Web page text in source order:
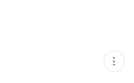
현
재